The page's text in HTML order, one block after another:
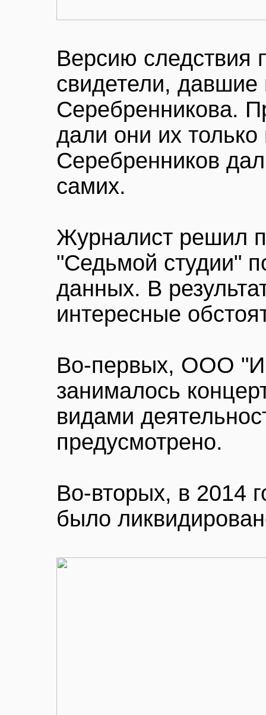
Версию следствия
свидетели, давшие
Серебренникова.
дали они их только
Серебренников
самих.
Журналист решил
"Седьмой студии"
данных. В
интересные
Во-первых, ООО
занималось
видами
предусмотрено.
Во-вторых, в 2014
было